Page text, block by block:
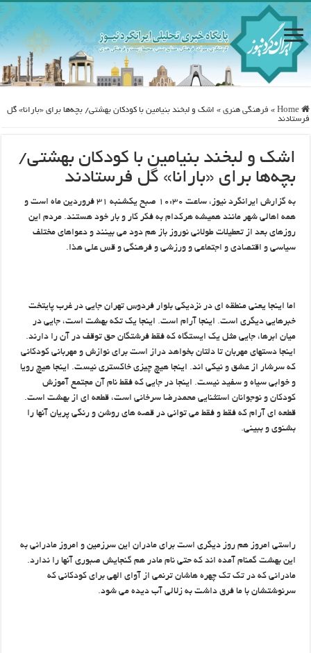
Home
» فرهنگی هنری » اشک‌ و لبخند بنیامین با کودکان بهشتی/ بچه‌ها برای «بارانا» گل
فرستادند
اشک‌ و لبخند بنیامین با کودکان بهشتی/
بچه‌ها برای «بارانا» گل فرستادند
به گزارش ایرانگرد نیوز، ساعت ۱۰:۳۰ صبح یکشنبه ۳۱ فروردین ماه است و
همه اهالی شهر مانند همیشه هرکدام به فکر کار و بار خود هستند. مردم این
روزهای بعد از تعطیلات طولانی نوروز باز هم دود می بینند و دعواهای مختلف
سیاسی و اقتصادی و اجتماعی و ورزشی و فرهنگی و قس علی هذا.
اما اینجا یعنی منطقه ای در نزدیکی بلوار فردوس تهران جایی در غرب پایتخت
خبرهایی دیگری است. اینجا آرام است. اینجا یک تکه بهشت است، جایی در
میان ابرها، جایی مثل یک ایستگاه که فقط فرشتگان حق توقف در آن را دارند.
اینجا دستهای مهربان تا دلتان بخواهد دراز است برای نوازش و مهربانی کودکانی
که سرشار از عشق و نیکی اند. اینجا هیچ چیزی خاکستری نیست. اینجا هیچ رویا
و خوابی سیاه و سفید نیست. اینجا در جایی که فقط نام آن مجتمع آموزش
کودکان و نوجوانان استثنایی محمدرضا سرخانی است، قطعه ای از بهشت است.
قطعه ای آرام که فقط و فقط می توانی در قصه های روشن و رنگی پریان آنها را
بشنوی و ببینی.
راستی امروز هم روز دیگری است برای مادران این سرزمین و امروز مادرانی به
این بهشت گمنام آمده اند که حتی نام مادر هم گنجایش صبوری آنها را ندارد.
مادرانی که در تک تک چهره هاشان ترنمی از آوای الهی برای کودکانی که
سرنوشتشان با ما فرق داشت به زلالی آب دیده می شود.